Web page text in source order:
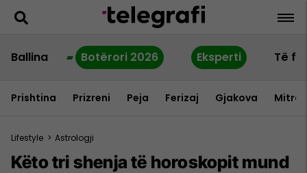
Ballina Botërori 2026 Eksperti Të
Prishtina Prizreni Peja Ferizaj Gjakova
Lifestyle > Astrologji
Këto tri shenja të horoskopit mund